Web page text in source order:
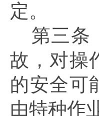
定。
第三条
故，对操
的安全可
由特种作